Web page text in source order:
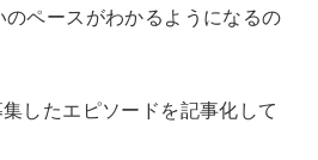
ペースがわかるようになるの
したエピソードを記事化して